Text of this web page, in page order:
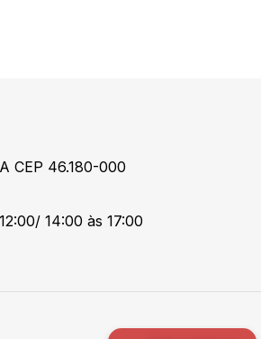
CEP 46.180-000
14:00 às 17:00